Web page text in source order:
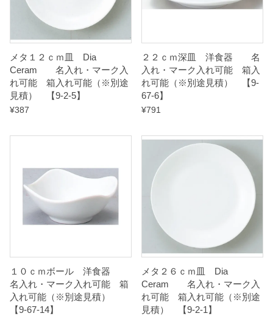
【
9
6
u
a
n
メタ１２ｃｍ皿 Dia
Ceram 名入れ・マーク入
れ可能 箱入れ可能（※別途
見積） 【9-2-5】
¥387
２２ｃｍ深皿 洋食器 名
入れ・マーク入れ可能 箱入
れ可能（※別途見積） 【9-
67-6】
¥791
１０ｃｍボール 洋食器
名入れ・マーク入れ可能 箱
入れ可能（※別途見積）
【9-67-14】
メタ２６ｃｍ皿 Dia
Ceram 名入れ・マーク入
れ可能 箱入れ可能（※別途
見積） 【9-2-1】